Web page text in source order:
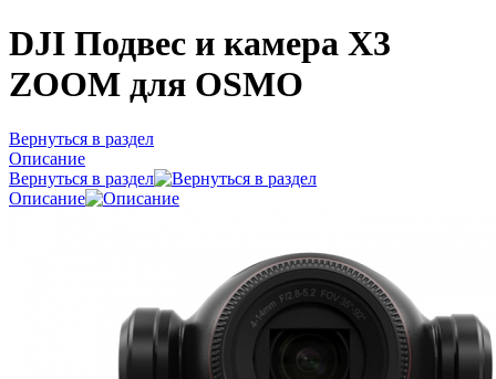
DJI Подвес и камера X3
ZOOM для OSMO
Вернуться в раздел
Описание
Вернуться в раздел
Описание